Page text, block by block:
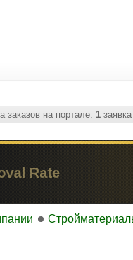
заказов на портале: 1